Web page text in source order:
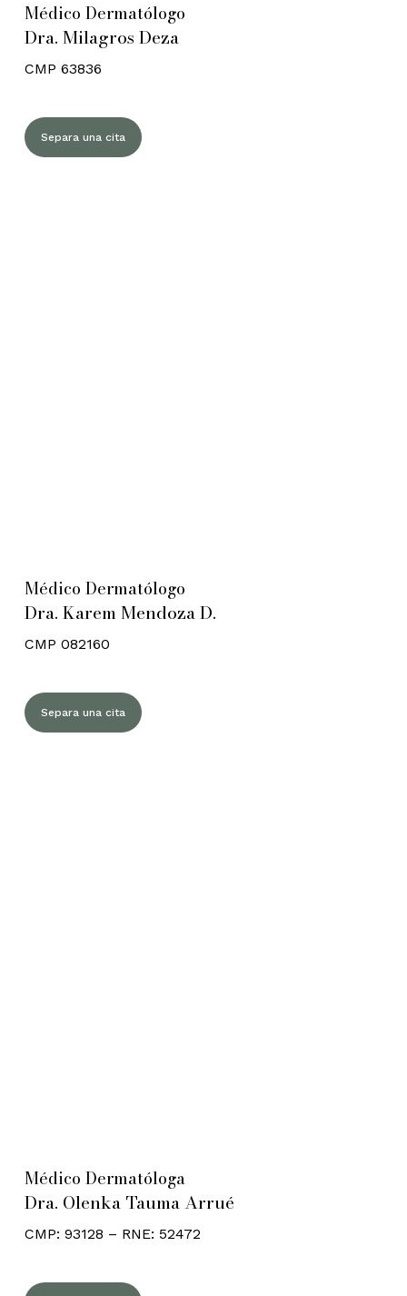
Médico Dermatólogo
Dra. Milagros Deza
CMP 63836
Separa una cita
Médico Dermatólogo
Dra. Karem Mendoza D.
CMP 082160
Separa una cita
Médico Dermatóloga
Dra. Olenka Tauma Arrué
CMP: 93128 – RNE: 52472